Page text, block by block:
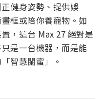
健身姿勢、提供娛
框或陪你養寵物。如
，這台 Max 27 絕對是
是一台機器，而是能
智慧閨蜜」。